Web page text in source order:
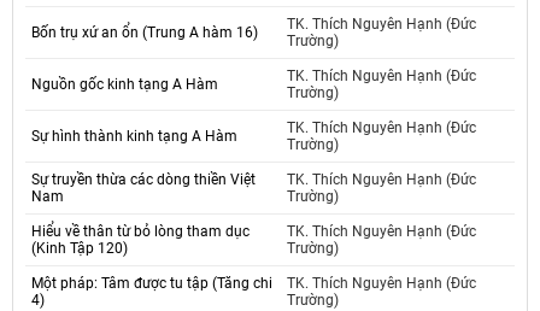
Bốn trụ xứ an ổn (Trung A hàm 16)
TK. Thích Nguyên Hạnh (Đức
Trường)
Nguồn gốc kinh tạng A Hàm
TK. Thích Nguyên Hạnh (Đức
Trường)
Sự hình thành kinh tạng A Hàm
TK. Thích Nguyên Hạnh (Đức
Trường)
Sự truyền thừa các dòng thiền Việt
Nam
TK. Thích Nguyên Hạnh (Đức
Trường)
Hiểu về thân từ bỏ lòng tham dục
(Kinh Tập 120)
TK. Thích Nguyên Hạnh (Đức
Trường)
Một pháp: Tâm được tu tập (Tăng chi
4)
TK. Thích Nguyên Hạnh (Đức
Trường)